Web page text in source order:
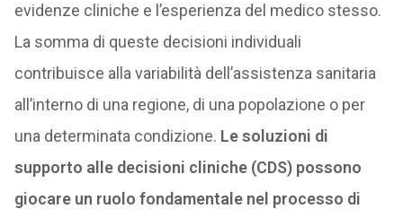
evidenze cliniche e l’esperienza del medico stesso.
La somma di queste decisioni individuali
contribuisce alla variabilità dell’assistenza sanitaria
all’interno di una regione, di una popolazione o per
una determinata condizione. Le soluzioni di
supporto alle decisioni cliniche (CDS) possono
giocare un ruolo fondamentale nel processo di